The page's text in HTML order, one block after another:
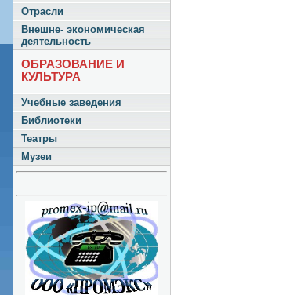
Отрасли
Внешне- экономическая
деятельность
ОБРАЗОВАНИЕ И
КУЛЬТУРА
Учебные заведения
Библиотеки
Театры
Музеи